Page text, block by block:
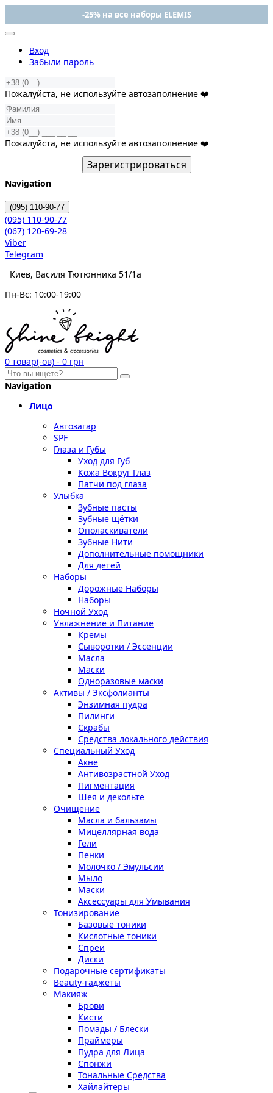
-25% на все наборы ELEMIS
Вход
Забыли пароль
Пожалуйста, не используйте автозаполнение ❤️
Пожалуйста, не используйте автозаполнение ❤️
Зарегистрироваться
Navigation
(095) 110-90-77
(095) 110-90-77
(067) 120-69-28
Viber
Telegram
Киев, Василя Тютюнника 51/1а
Пн-Вс: 10:00-19:00
0 товар(-ов) - 0 грн
Navigation
Лицо
Автозагар
SPF
Глаза и Губы
Уход для Губ
Кожа Вокруг Глаз
Патчи под глаза
Улыбка
Зубные пасты
Зубные щётки
Ополаскиватели
Зубные Нити
Дополнительные помощники
Для детей
Наборы
Дорожные Наборы
Наборы
Ночной Уход
Увлажнение и Питание
Кремы
Сыворотки / Эссенции
Масла
Маски
Одноразовые маски
Активы / Эксфолианты
Энзимная пудра
Пилинги
Скрабы
Средства локального действия
Специальный Уход
Акне
Антивозрастной Уход
Пигментация
Шея и декольте
Очищение
Масла и бальзамы
Мицеллярная вода
Гели
Пенки
Молочко / Эмульсии
Мыло
Маски
Аксессуары для Умывания
Тонизирование
Базовые тоники
Кислотные тоники
Спреи
Диски
Подарочные сертификаты
Beauty-гаджеты
Макияж
Брови
Кисти
Помады / Блески
Праймеры
Пудра для Лица
Спонжи
Тональные Средства
Хайлайтеры